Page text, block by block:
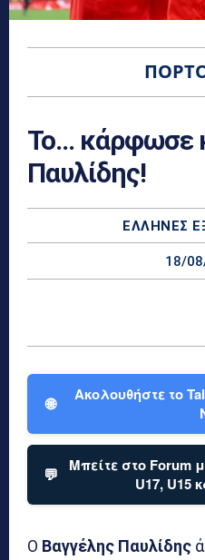
Το… κάρφωσε
Παυλίδης!
ΕΛΛΗΝΕΣ
18/
🌐
Ακολουθήστε το
💬
Μπείτε στο Forum
U17, U15
Ο Βαγγέλης Παυλίδης